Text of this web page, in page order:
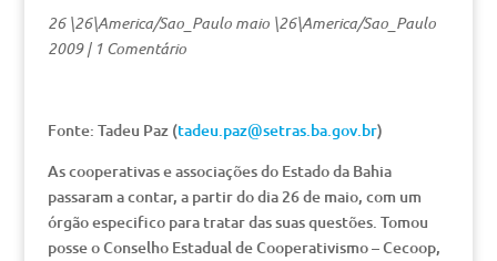
26 \26\America/Sao_Paulo maio \26\America/Sao_Paulo
2009| 1 Comentário
Fonte: Tadeu Paz (tadeu.paz@setras.ba.gov.br)
As cooperativas e associações do Estado da Bahia
passaram a contar, a partir do dia 26 de maio, com um
órgão especifico para tratar das suas questões. Tomou
posse o Conselho Estadual de Cooperativismo – Cecoop,